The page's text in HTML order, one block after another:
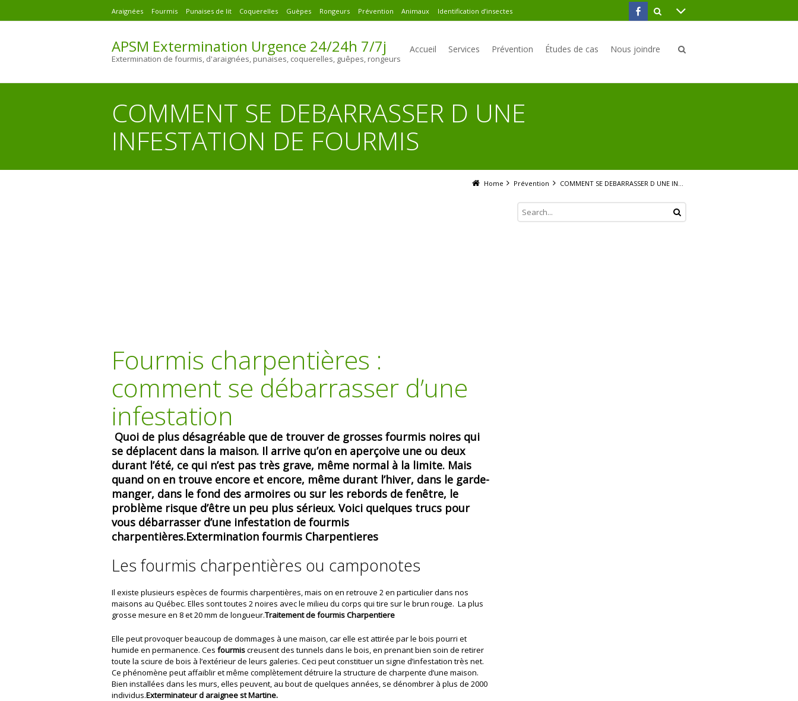
Araignées Fourmis Punaises de lit Coquerelles Guèpes Rongeurs Prévention Animaux Identification d’insectes
APSM Extermination Urgence 24/24h 7/7j
Extermination de fourmis, d'araignées, punaises, coquerelles, guêpes, rongeurs
Accueil Services Prévention Études de cas Nous joindre
COMMENT SE DEBARRASSER D UNE
INFESTATION DE FOURMIS
Home Prévention COMMENT SE DEBARRASSER D UNE INFESTATION DE FOURMIS
Fourmis charpentières :
comment se débarrasser d’une
infestation
Quoi de plus désagréable que de trouver de grosses fourmis noires qui
se déplacent dans la maison. Il arrive qu’on en aperçoive une ou deux
durant l’été, ce qui n’est pas très grave, même normal à la limite. Mais
quand on en trouve encore et encore, même durant l’hiver, dans le garde-
manger, dans le fond des armoires ou sur les rebords de fenêtre, le
problème risque d’être un peu plus sérieux. Voici quelques trucs pour
vous débarrasser d’une infestation de fourmis
charpentières.Extermination fourmis Charpentieres
Les fourmis charpentières ou camponotes
Il existe plusieurs espèces de fourmis charpentières, mais on en retrouve 2 en particulier dans nos
maisons au Québec. Elles sont toutes 2 noires avec le milieu du corps qui tire sur le brun rouge. La plus
grosse mesure en 8 et 20 mm de longueur.Traitement de fourmis Charpentiere
Elle peut provoquer beaucoup de dommages à une maison, car elle est attirée par le bois pourri et
humide en permanence. Ces fourmiscreusent des tunnels dans le bois, en prenant bien soin de retirer
toute la sciure de bois à l’extérieur de leurs galeries. Ceci peut constituer un signe d’infestation très net.
Ce phénomène peut affaiblir et même complètement détruire la structure de charpente d’une maison.
Bien installées dans les murs, elles peuvent, au bout de quelques années, se dénombrer à plus de 2000
individus.Exterminateur d araignee st Martine.